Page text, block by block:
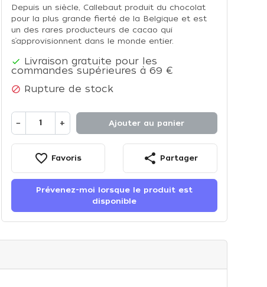
Depuis un siècle, Callebaut produit du chocolat
pour la plus grande fierté de la Belgique et est
un des rares producteurs de cacao qui
s’approvisionnent dans le monde entier.
 Livraison gratuite pour les
commandes supérieures à 69 €
 Rupture de stock
− + Ajouter au panier
favorite_border Favoris share Partager
Prévenez-moi lorsque le produit est
disponible